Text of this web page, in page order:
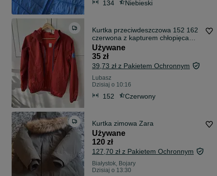
134 Niebieski
Kurtka przeciwdeszczowa 152 162
czerwona z kapturem chłopięca
dziewczęca
Używane
35 zł
39,73 zł z Pakietem Ochronnym
Lubasz
Dzisiaj o 10:16
152 Czerwony
Kurtka zimowa Zara
Używane
120 zł
127,70 zł z Pakietem Ochronnym
Białystok, Bojary
Dzisiaj o 13:30